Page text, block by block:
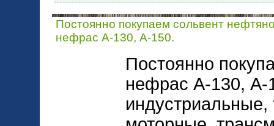
Постоянно покупаем сольвент
нефрас А-130, А-150.
Постоянно
нефрас А-130, А-